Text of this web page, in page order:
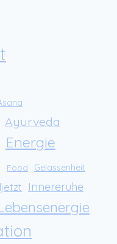
Ayurveda
Energie
Food Gelassenheit
Innereruhe